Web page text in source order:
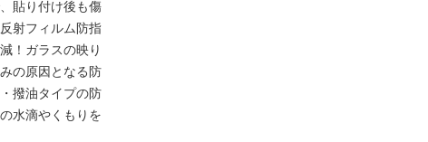
貼り付け後も傷
射フィルム防指
！ガラスの映り
の原因となる防
撥油タイプの防
水滴やくもりを